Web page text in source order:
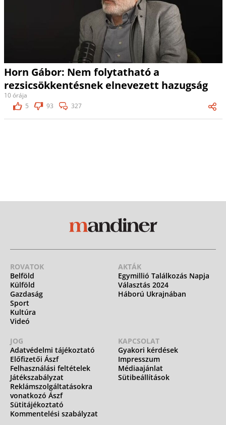
Horn Gábor: Nem folytatható a
rezsicsökkentésnek elnevezett hazugság
10 órája
5
93 327
ROVATOK
Belföld
Külföld
Gazdaság
Sport
Kultúra
Videó
AKTÁK
Egymillió Találkozás Napja
Választás 2024
Háború Ukrajnában
JOG
Adatvédelmi tájékoztató
Előfizetői Ászf
Felhasználási feltételek
Játékszabályzat
Reklámszolgáltatásokra
vonatkozó Ászf
Sütitájékoztató
Kommentelési szabályzat
KAPCSOLAT
Gyakori kérdések
Impresszum
Médiaajánlat
Sütibeállítások